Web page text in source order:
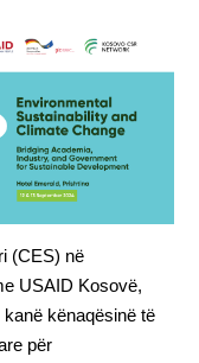
(CES) në
USAID Kosovë,
kënaqësinë të
për